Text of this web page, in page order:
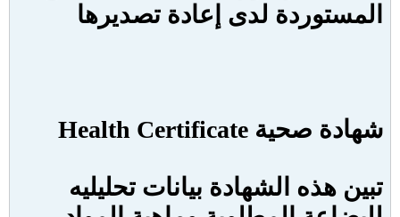
المستوردة لدى إعادة تصديرها
شهادة صحية Health Certificate
تبين هذه الشهادة بيانات تحليليه